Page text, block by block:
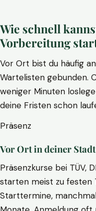
Wie schnell
Vorbereitung
Vor Ort bist du häufig
Wartelisten gebunden.
weniger Minuten
deine Fristen schon
Präsenz
Vor Ort in deiner Stadt
Präsenzkurse bei TÜV,
starten meist zu festen
Starttermine,